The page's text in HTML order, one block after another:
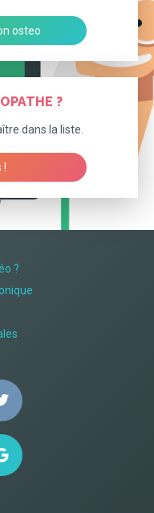
osteo
?
dans la liste.
!
?